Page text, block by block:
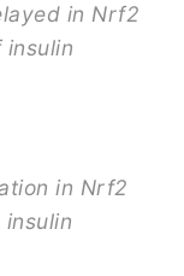
in Nrf2
insulin
in Nrf2